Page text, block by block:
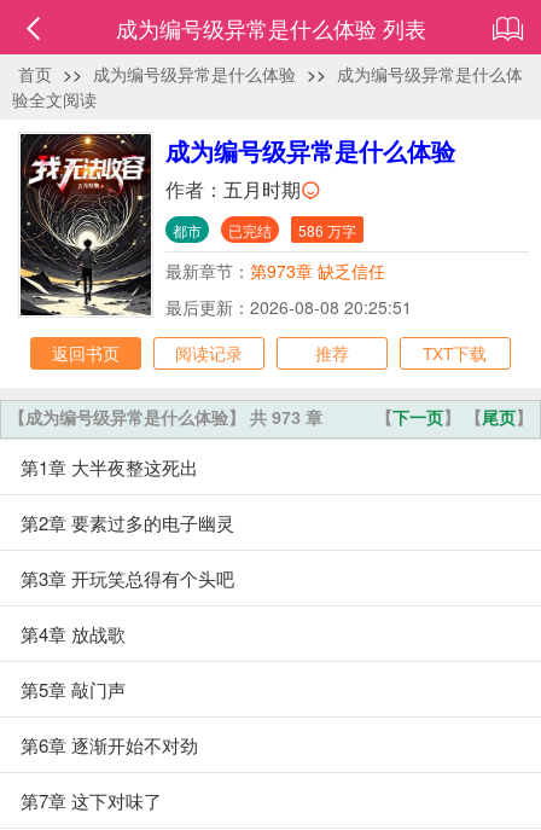
成为编号级异常是什么体验 列表
首页 >> 成为编号级异常是什么体验 >> 成为编号级异常是什么体
验全文阅读
成为编号级异常是什么体验
作者： 五月时期
都市 已完结 586 万字
最新章节： 第973章 缺乏信任
最后更新：2026-08-08 20:25:51
返回书页
阅读记录 推荐 TXT下载
【下一页】 【尾页】
【成为编号级异常是什么体验】 共 973 章
第1章 大半夜整这死出
第2章 要素过多的电子幽灵
第3章 开玩笑总得有个头吧
第4章 放战歌
第5章 敲门声
第6章 逐渐开始不对劲
第7章 这下对味了